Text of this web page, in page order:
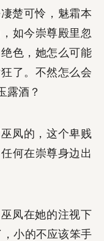
楚可怜，魅霜本
如今崇尊殿里忽
色，她怎么可能
了。不然怎么会
露酒？
凤的，这个卑贱
何在崇尊身边出
凤在她的注视下
小的不应该笨手